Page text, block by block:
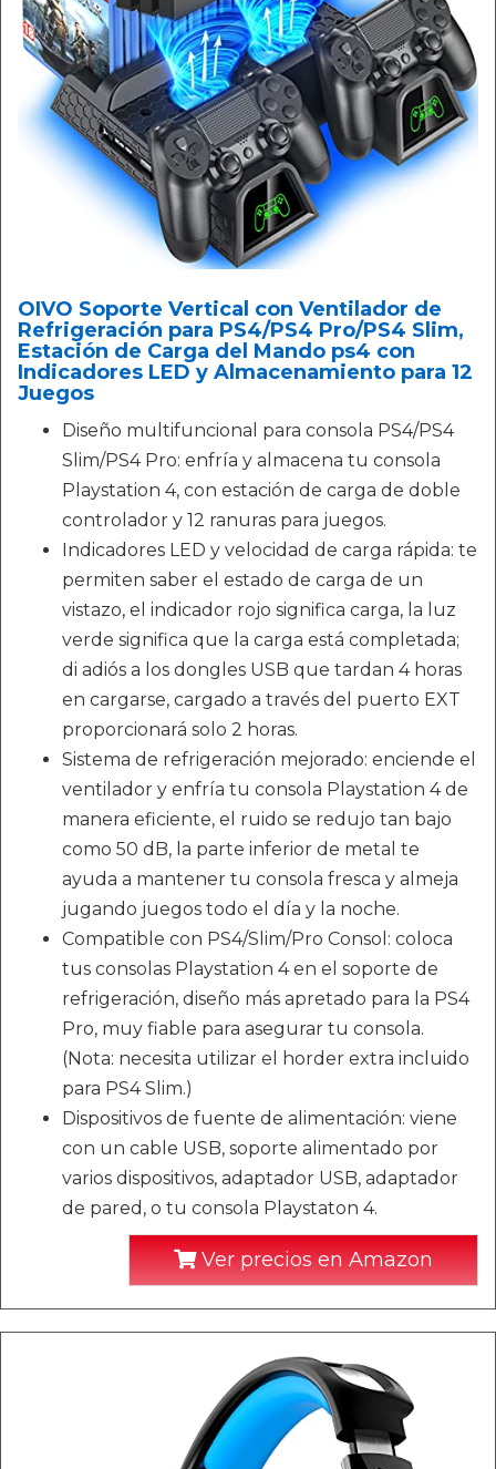
OIVO Soporte Vertical con Ventilador de
Refrigeración para PS4/PS4 Pro/PS4 Slim,
Estación de Carga del Mando ps4 con
Indicadores LED y Almacenamiento para 12
Juegos
Diseño multifuncional para consola PS4/PS4
Slim/PS4 Pro: enfría y almacena tu consola
Playstation 4, con estación de carga de doble
controlador y 12 ranuras para juegos.
Indicadores LED y velocidad de carga rápida: te
permiten saber el estado de carga de un
vistazo, el indicador rojo significa carga, la luz
verde significa que la carga está completada;
di adiós a los dongles USB que tardan 4 horas
en cargarse, cargado a través del puerto EXT
proporcionará solo 2 horas.
Sistema de refrigeración mejorado: enciende el
ventilador y enfría tu consola Playstation 4 de
manera eficiente, el ruido se redujo tan bajo
como 50 dB, la parte inferior de metal te
ayuda a mantener tu consola fresca y almeja
jugando juegos todo el día y la noche.
Compatible con PS4/Slim/Pro Consol: coloca
tus consolas Playstation 4 en el soporte de
refrigeración, diseño más apretado para la PS4
Pro, muy fiable para asegurar tu consola.
(Nota: necesita utilizar el horder extra incluido
para PS4 Slim.)
Dispositivos de fuente de alimentación: viene
con un cable USB, soporte alimentado por
varios dispositivos, adaptador USB, adaptador
de pared, o tu consola Playstaton 4.
Ver precios en Amazon